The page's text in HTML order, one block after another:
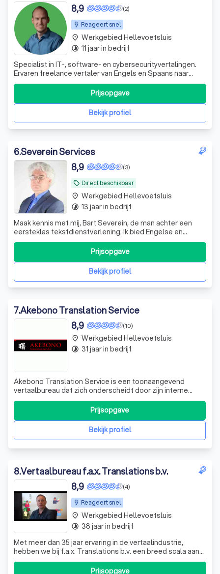
Reageert snel
(2)
8,9
Specialist in IT-, software- en cybersecurityvertalingen.
Ervaren freelance vertaler van Engels en Spaans naar
Nederlands, met oog voor kwaliteit én leesbaarheid.
Bekijk profiel
Prijsopgave
place Werkgebied Hellevoetsluis
timelapse 11 jaar in bedrijf
6.Severein Services
local_offer Direct beschikbaar
(3)
8,9
Maak kennis met mij, Bart Severein, de man achter een
eersteklas tekstdienstverlening. Ik bied Engelse en
Nederlandse vertaal- en proefleesdiensten, maar ook
transcripties en ondertiteling. Dit doe ik voor beide talen,
ik lever bijvoorbeeld zowel vertalingen uit het Engels naar
het Nederlands, als a
Bekijk profiel
Prijsopgave
place Werkgebied Hellevoetsluis
timelapse 13 jaar in bedrijf
7.Akebono Translation Service
(10)
8,9
Akebono Translation Service is een toonaangevend
vertaalbureau dat zich onderscheidt door zijn interne
expertise in talen zoals Japans, Chinees, Engels en
Nederlands. Wij zijn een van de weinige bureaus die de
eindredactie van vertalingen in deze talen zelf uitvoeren,
woord voor woord. Ons team best
Bekijk profiel
Prijsopgave
place Werkgebied Hellevoetsluis
timelapse 31 jaar in bedrijf
8.Vertaalbureau f.a.x. Translations b.v.
Reageert snel
(4)
8,9
Met meer dan 35 jaar ervaring in de vertaalindustrie,
hebben we bij f.a.x. Translations b.v. een breed scala aan
klanten mogen helpen. Onze passie is om jouw
boodschap over te brengen in elke taal die je nodig hebt.
Prijsopgave
place Werkgebied Hellevoetsluis
timelapse 38 jaar in bedrijf